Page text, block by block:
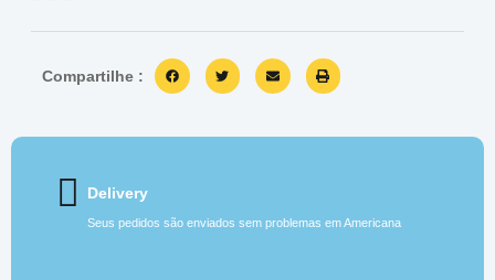
Compartilhe :
Delivery
Seus pedidos são enviados sem problemas em Americana